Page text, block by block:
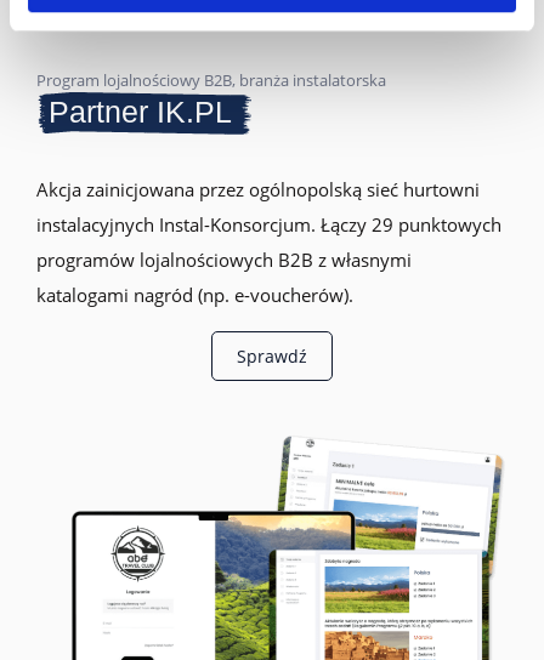
Program lojalnościowy B2B, branża instalatorska
Partner IK.PL
Akcja zainicjowana przez ogólnopolską sieć hurtowni
instalacyjnych Instal-Konsorcjum. Łączy 29 punktowych
programów lojalnościowych B2B z własnymi
katalogami nagród (np. e-voucherów).
Sprawdź